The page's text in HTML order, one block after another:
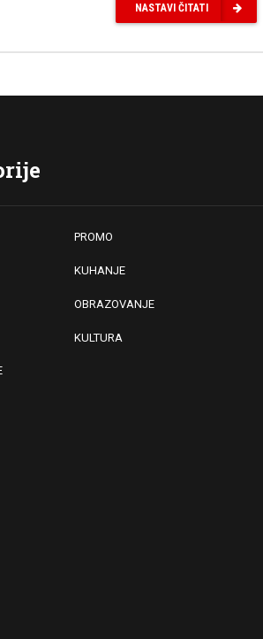
NASTAVI ČITATI
PROMO
KUHANJE
OBRAZOVANJE
KULTURA